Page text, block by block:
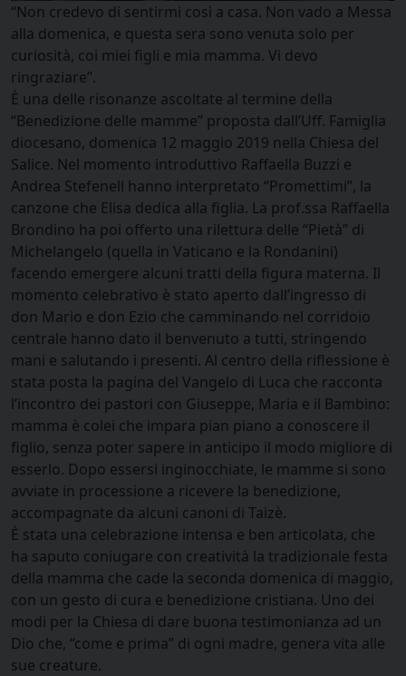
“Non credevo di sentirmi così a casa. Non vado a Messa
alla domenica, e questa sera sono venuta solo per
curiosità, coi miei figli e mia mamma. Vi devo
ringraziare”.
È una delle risonanze ascoltate al termine della
“Benedizione delle mamme” proposta dall’Uff. Famiglia
diocesano, domenica 12 maggio 2019 nella Chiesa del
Salice. Nel momento introduttivo Raffaella Buzzi e
Andrea Stefenell hanno interpretato “Promettimi”, la
canzone che Elisa dedica alla figlia. La prof.ssa Raffaella
Brondino ha poi offerto una rilettura delle “Pietà” di
Michelangelo (quella in Vaticano e la Rondanini)
facendo emergere alcuni tratti della figura materna. Il
momento celebrativo è stato aperto dall’ingresso di
don Mario e don Ezio che camminando nel corridoio
centrale hanno dato il benvenuto a tutti, stringendo
mani e salutando i presenti. Al centro della riflessione è
stata posta la pagina del Vangelo di Luca che racconta
l’incontro dei pastori con Giuseppe, Maria e il Bambino:
mamma è colei che impara pian piano a conoscere il
figlio, senza poter sapere in anticipo il modo migliore di
esserlo. Dopo essersi inginocchiate, le mamme si sono
avviate in processione a ricevere la benedizione,
accompagnate da alcuni canoni di Taizè.
È stata una celebrazione intensa e ben articolata, che
ha saputo coniugare con creatività la tradizionale festa
della mamma che cade la seconda domenica di maggio,
con un gesto di cura e benedizione cristiana. Uno dei
modi per la Chiesa di dare buona testimonianza ad un
Dio che, “come e prima” di ogni madre, genera vita alle
sue creature.